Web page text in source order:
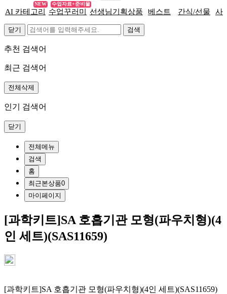
AI 카테고리
NEW
수업꾸러미
수업자료+준비물
선생님기획상품 베스트 간식/선물 사
닫기
추천 검색어
최근 검색어
전체삭제
인기 검색어
닫기
전체메뉴
검색
홈
최근본상품0
마이페이지
[과학키트]SA 호흡기관 모형(파우치형)(4
인 세트)(SAS11659)
[과학키트]SA 호흡기관 모형(파우치형)(4인 세트)(SAS11659)